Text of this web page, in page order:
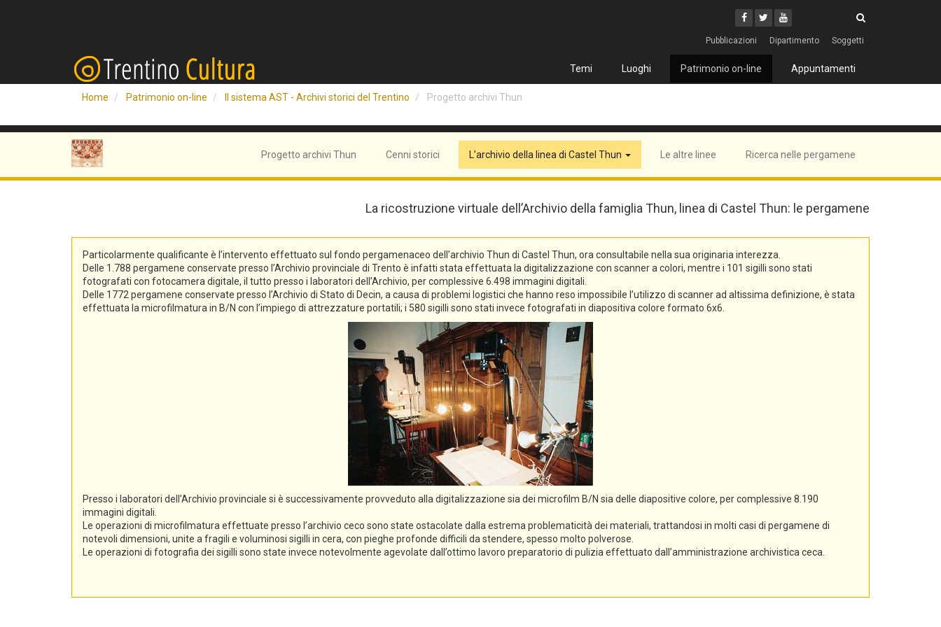
Facebook
Twitter
Youtube
Pubblicazioni Dipartimento Soggetti
Temi Luoghi Patrimonio on-line Appuntamenti
Home Patrimonio on-line Il sistema AST - Archivi storici del Trentino Progetto archivi Thun
Progetto archivi Thun Cenni storici L’archivio della linea di Castel Thun Le altre linee Ricerca nelle pergamene
La ricostruzione virtuale dell’Archivio della famiglia Thun, linea di Castel Thun: le pergamene
Particolarmente qualificante è l’intervento effettuato sul fondo pergamenaceo dell’archivio Thun di Castel Thun, ora consultabile nella sua originaria interezza.
Delle 1.788 pergamene conservate presso l’Archivio provinciale di Trento è infatti stata effettuata la digitalizzazione con scanner a colori, mentre i 101 sigilli sono stati
fotografati con fotocamera digitale, il tutto presso i laboratori dell’Archivio, per complessive 6.498 immagini digitali.
Delle 1772 pergamene conservate presso l’Archivio di Stato di Decin, a causa di problemi logistici che hanno reso impossibile l’utilizzo di scanner ad altissima definizione, è stata
effettuata la microfilmatura in B/N con l’impiego di attrezzature portatili; i 580 sigilli sono stati invece fotografati in diapositiva colore formato 6x6.
Presso i laboratori dell’Archivio provinciale si è successivamente provveduto alla digitalizzazione sia dei microfilm B/N sia delle diapositive colore, per complessive 8.190
immagini digitali.
Le operazioni di microfilmatura effettuate presso l’archivio ceco sono state ostacolate dalla estrema problematicità dei materiali, trattandosi in molti casi di pergamene di
notevoli dimensioni, unite a fragili e voluminosi sigilli in cera, con pieghe profonde difficili da stendere, spesso molto polverose.
Le operazioni di fotografia dei sigilli sono state invece notevolmente agevolate dall’ottimo lavoro preparatorio di pulizia effettuato dall’amministrazione archivistica ceca.